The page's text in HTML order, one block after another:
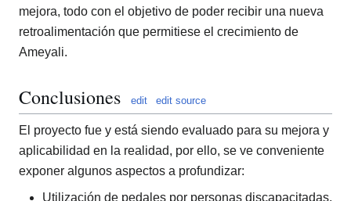
mejora, todo con el objetivo de poder recibir una nueva
retroalimentación que permitiese el crecimiento de
Ameyali.
Conclusiones edit edit source
El proyecto fue y está siendo evaluado para su mejora y
aplicabilidad en la realidad, por ello, se ve conveniente
exponer algunos aspectos a profundizar:
Utilización de pedales por personas discapacitadas.